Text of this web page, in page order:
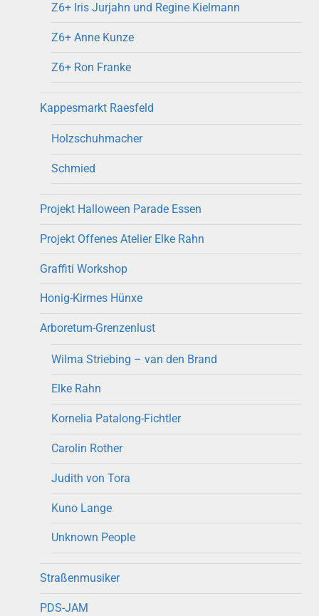
Z6+ Iris Jurjahn und Regine Kielmann
Z6+ Anne Kunze
Z6+ Ron Franke
Kappesmarkt Raesfeld
Holzschuhmacher
Schmied
Projekt Halloween Parade Essen
Projekt Offenes Atelier Elke Rahn
Graffiti Workshop
Honig-Kirmes Hünxe
Arboretum-Grenzenlust
Wilma Striebing – van den Brand
Elke Rahn
Kornelia Patalong-Fichtler
Carolin Rother
Judith von Tora
Kuno Lange
Unknown People
Straßenmusiker
PDS-JAM